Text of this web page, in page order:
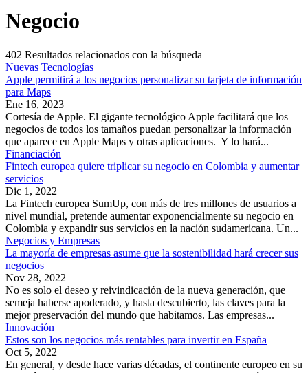
Negocio
402 Resultados relacionados con la búsqueda
Nuevas Tecnologías
Apple permitirá a los negocios personalizar su tarjeta de información
para Maps
Ene 16, 2023
Cortesía de Apple. El gigante tecnológico Apple facilitará que los
negocios de todos los tamaños puedan personalizar la información
que aparece en Apple Maps y otras aplicaciones. Y lo hará...
Financiación
Fintech europea quiere triplicar su negocio en Colombia y aumentar
servicios
Dic 1, 2022
La Fintech europea SumUp, con más de tres millones de usuarios a
nivel mundial, pretende aumentar exponencialmente su negocio en
Colombia y expandir sus servicios en la nación sudamericana. Un...
Negocios y Empresas
La mayoría de empresas asume que la sostenibilidad hará crecer sus
negocios
Nov 28, 2022
No es solo el deseo y reivindicación de la nueva generación, que
semeja haberse apoderado, y hasta descubierto, las claves para la
mejor preservación del mundo que habitamos. Las empresas...
Innovación
Estos son los negocios más rentables para invertir en España
Oct 5, 2022
En general, y desde hace varias décadas, el continente europeo en su